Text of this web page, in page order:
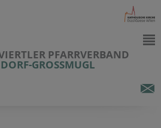
PFARRVERBAND
GROSSMUGL